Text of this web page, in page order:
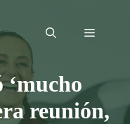
Menú
reunión,